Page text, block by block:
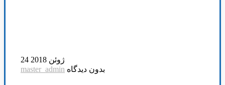
24 ژوئن 2018
master_admin بدون دیدگاه